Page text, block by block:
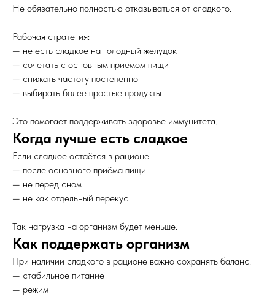
Не обязательно полностью отказываться от сладкого.
Рабочая стратегия:
— не есть сладкое на голодный желудок
— сочетать с основным приёмом пищи
— снижать частоту постепенно
— выбирать более простые продукты
Это помогает поддерживать здоровье иммунитета.
Когда лучше есть сладкое
Если сладкое остаётся в рационе:
— после основного приёма пищи
— не перед сном
— не как отдельный перекус
Так нагрузка на организм будет меньше.
Как поддержать организм
При наличии сладкого в рационе важно сохранять баланс:
— стабильное питание
— режим